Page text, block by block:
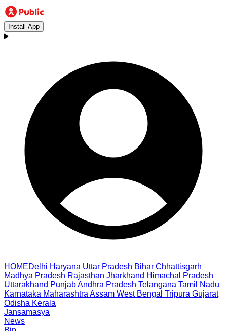
Install App
HOMEDelhi Haryana Uttar Pradesh Bihar Chhattisgarh
Madhya Pradesh Rajasthan Jharkhand Himachal Pradesh
Uttarakhand PunjabAndhra Pradesh Telangana Tamil Nadu
Karnataka Maharashtra Assam West Bengal Tripura Gujarat
Odisha Kerala
Jansamasya
News